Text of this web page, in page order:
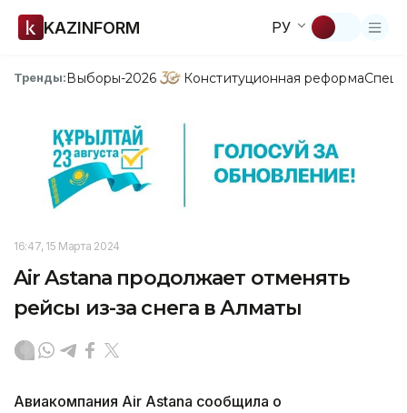
KAZINFORM РУ
Тренды:Выборы-2026 Конституционная реформа
16:47, 15 Марта 2024
Air Astana продолжает отменять
рейсы из-за снега в Алматы
Авиакомпания Air Astana сообщила о